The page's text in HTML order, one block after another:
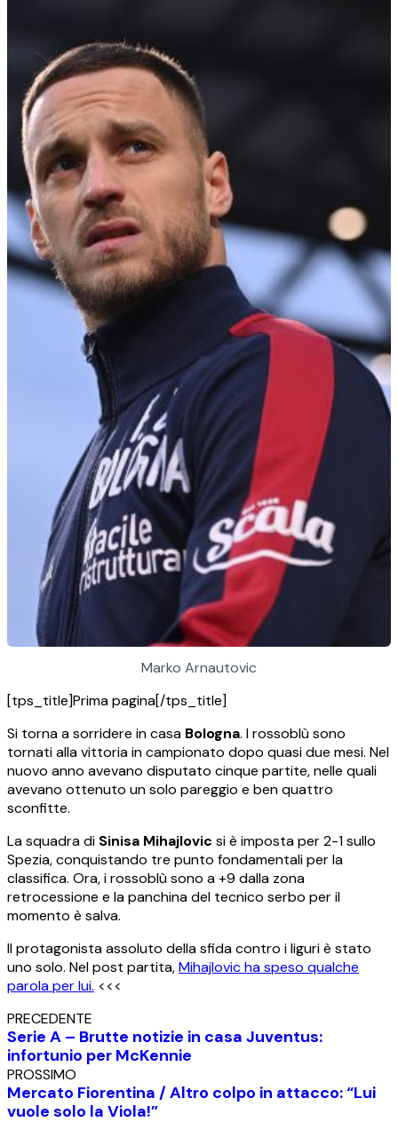
Marko Arnautovic
[tps_title]Prima pagina[/tps_title]
Si torna a sorridere in casa Bologna. I rossoblù sono
tornati alla vittoria in campionato dopo quasi due mesi. Nel
nuovo anno avevano disputato cinque partite, nelle quali
avevano ottenuto un solo pareggio e ben quattro
sconfitte.
La squadra di Sinisa Mihajlovic si è imposta per 2-1 sullo
Spezia, conquistando tre punto fondamentali per la
classifica. Ora, i rossoblù sono a +9 dalla zona
retrocessione e la panchina del tecnico serbo per il
momento è salva.
Il protagonista assoluto della sfida contro i liguri è stato
uno solo. Nel post partita,Mihajlovic ha speso qualche
parola per lui. <<<
PRECEDENTE
Serie A – Brutte notizie in casa Juventus:
infortunio per McKennie
PROSSIMO
Mercato Fiorentina / Altro colpo in attacco: “Lui
vuole solo la Viola!”